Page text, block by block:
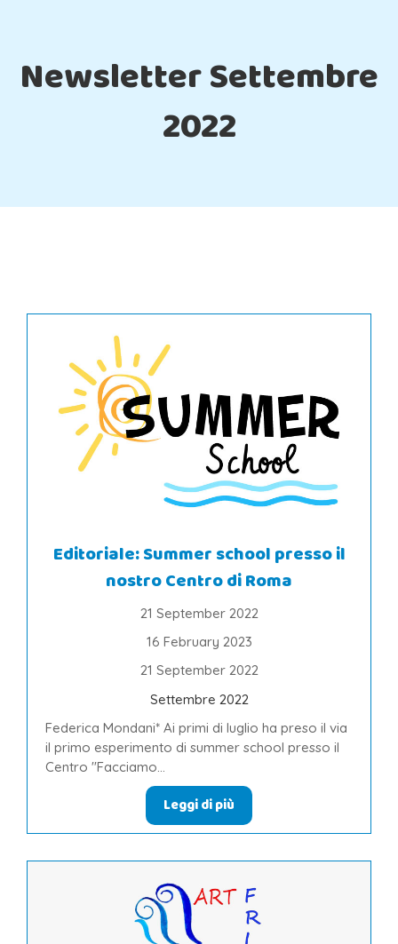
Newsletter Settembre
2022
Editoriale: Summer school presso il
nostro Centro di Roma
21 September 2022
16 February 2023
21 September 2022
Settembre 2022
Federica Mondani* Ai primi di luglio ha preso il via
il primo esperimento di summer school presso il
Centro "Facciamo...
Leggi di più